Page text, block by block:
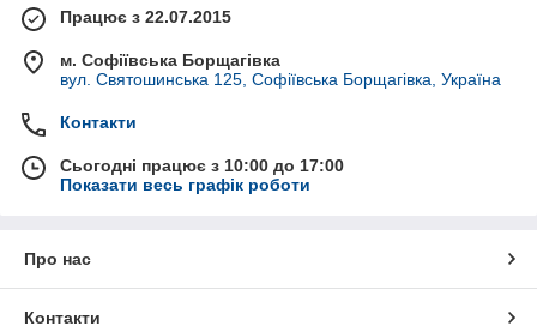
Працює з 22.07.2015
м. Софіївська Борщагівка
вул. Святошинська 125, Софіївська Борщагівка, Україна
Контакти
Сьогодні працює з 10:00 до 17:00
Показати весь графік роботи
Про нас
Контакти